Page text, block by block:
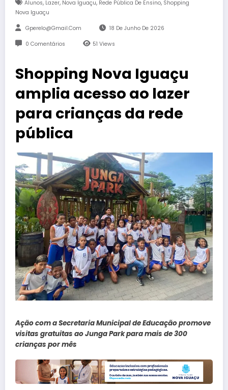
Alunos, Lazer, Nova Iguaçu, Rede Pública De Ensino, Shopping
Nova Iguaçu
Gperelo@gmail.com 18 De Junho De 2026
0 Comentários 51 Views
Shopping Nova Iguaçu
amplia acesso ao lazer
para crianças da rede
pública
Ação com a Secretaria Municipal de Educação promove
visitas gratuitas ao Junga Park para mais de 300
crianças por mês